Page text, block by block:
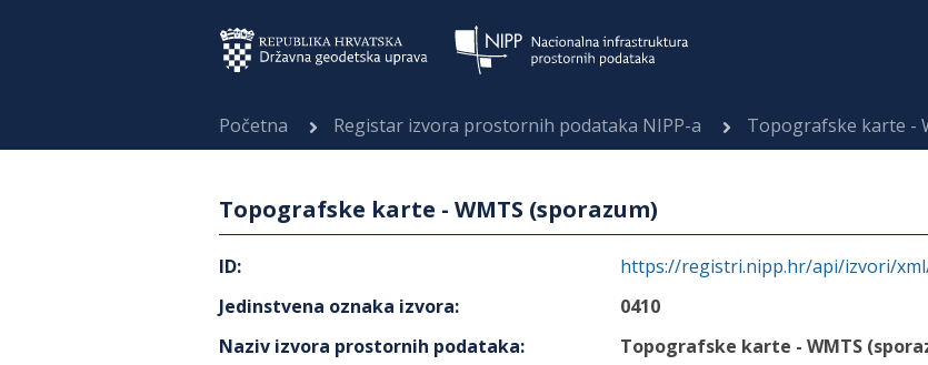
Početna Registar izvora prostornih podataka NIPP-a Topografske karte -
Topografske karte - WMTS (sporazum)
ID:
https://registri.nipp.hr/api/izvori/
Jedinstvena oznaka izvora:
0410
Naziv izvora prostornih podataka:
Topografske karte - WMTS